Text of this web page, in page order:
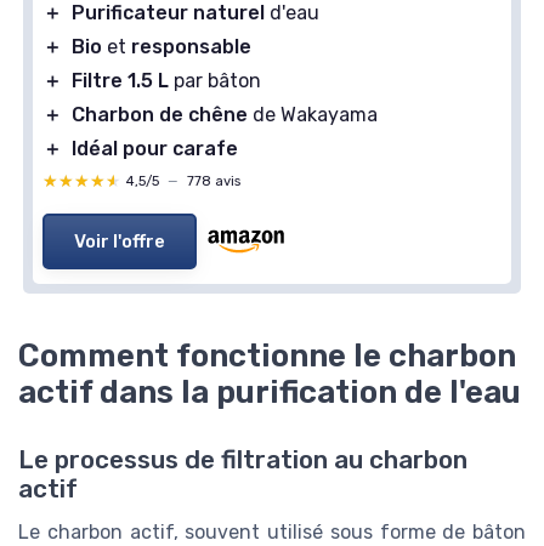
＋ Purificateur naturel d'eau
＋
Bio et responsable
＋
Filtre 1.5 L par bâton
＋
Charbon de chêne de Wakayama
＋
Idéal pour carafe
★★★★★
★★★★★ 4,5/5 — 778 avis
Voir l'offre
Comment fonctionne le charbon
actif dans la purification de l'eau
Le processus de filtration au charbon
actif
Le charbon actif, souvent utilisé sous forme de bâton